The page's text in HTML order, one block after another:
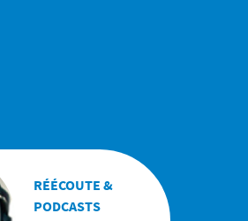
RÉÉCOUTE &
PODCASTS